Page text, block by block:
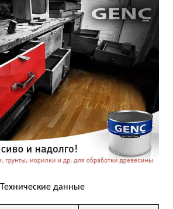
Технические данные